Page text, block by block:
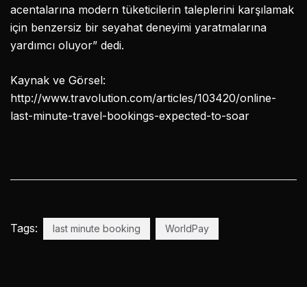
acentalarına modern tüketicilerin taleplerini karşılamak
için benzersiz bir seyahat deneyimi yaratmalarına
yardımcı oluyor” dedi.
Kaynak ve Görsel:
http://www.travolution.com/articles/103420/online-
last-minute-travel-bookings-expected-to-soar
Tags: last minute booking WorldPay